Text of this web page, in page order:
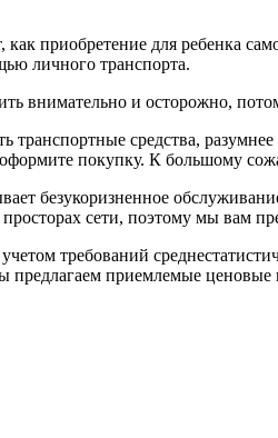
приобретение для ребенка
личного транспорта.
внимательно и осторожно,
транспортные средства,
покупку. К большому
безукоризненное
сети, поэтому мы вам
требований
предлагаем приемлемые